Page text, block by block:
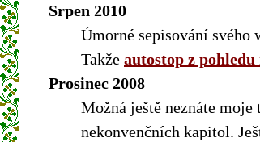
Srpen 2010
Úmorné sepisování svého
Takže autostop z
Prosinec 2008
Možná ještě neznáte moje
nekonvenčních kapitol.